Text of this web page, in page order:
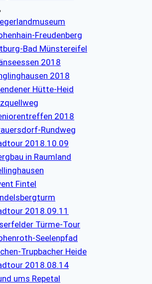
Freudenberg
Bad Münstereifel
2018
2018
Hütte-Heid
2018
Rundweg
2018.10.09
in Raumland
Fintel
2018.09.11
Türme-Tour
Seelenpfad
Trupbacher Heide
2018.08.14
ums Repetal